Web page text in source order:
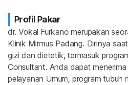
Profil Pakar
dr. Vokal Furkano merupakan
Klinik Mirmus Padang. Dirinya
gizi dan dietetik, termasuk
Consultant. Anda dapat
pelayanan Umum, program tubuh